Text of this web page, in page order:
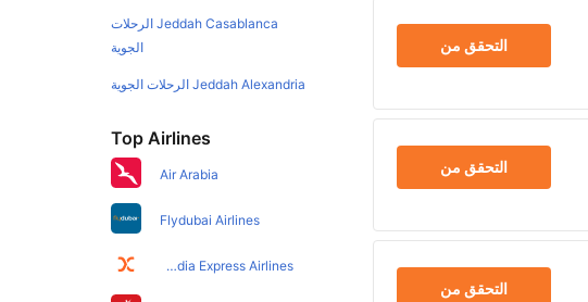
التحقق من
التحقق من
التحقق من
Jeddah Casablanca الرحلات
الجوية
Jeddah Alexandria الرحلات الجوية
Top Airlines
Air Arabia
Flydubai Airlines
Air India Express Airlines